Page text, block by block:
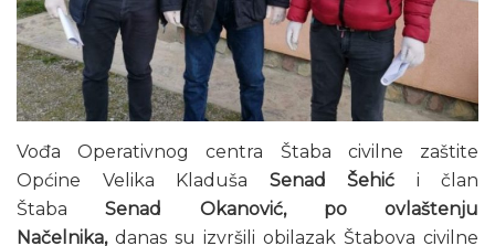
Vođa Operativnog centra Štaba civilne zaštite
Općine Velika Kladuša Senad Šehić i član
ŠtabaSenad Okanović, po ovlaštenju
Načelnika,danas su izvršili obilazak Štabova civilne